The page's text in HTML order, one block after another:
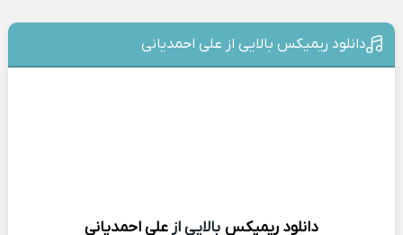
دانلود ریمیکس بالایی از علی احمدیانی
دانلود ریمیکس بالایی ازعلی احمدیانی